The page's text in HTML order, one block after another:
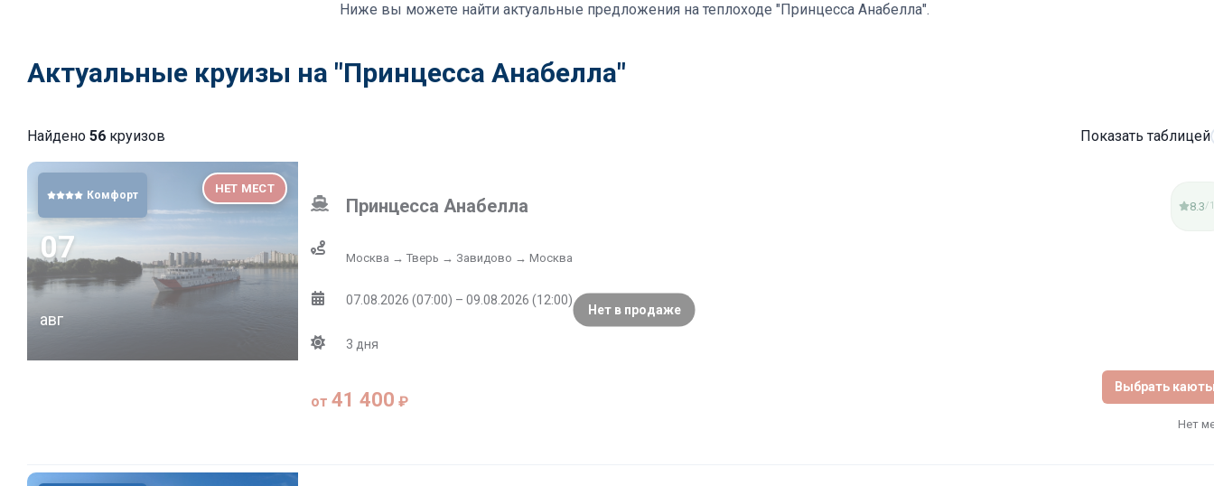
Ниже вы можете найти актуальные предложения на теплоходе "Принцесса Анабелла".
Актуальные круизы на "Принцесса Анабелла"
Найдено 56 круизов Показать таблицей
Нет в продаже
Комфорт НЕТ МЕСТ
07
авг
Принцесса Анабелла 8.3/
Москва → Тверь → Завидово → Москва
07.08.2026 (07:00) – 09.08.2026 (12:00)
3 дня
от 41 400 ₽
Выбрать
Нет